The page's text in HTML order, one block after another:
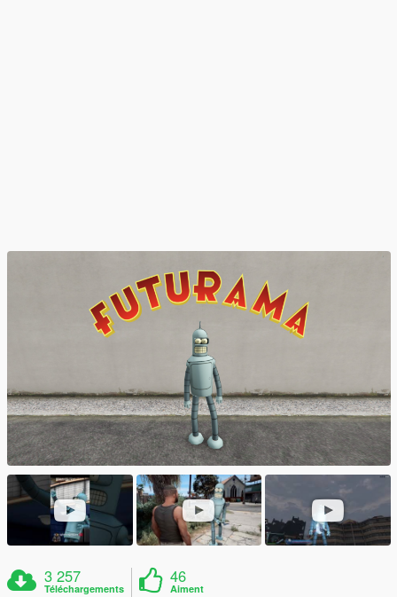
3 257
Téléchargements
46
Aiment